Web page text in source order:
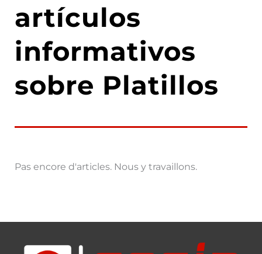
artículos
informativos
sobre Platillos
Pas encore d'articles. Nous y travaillons.